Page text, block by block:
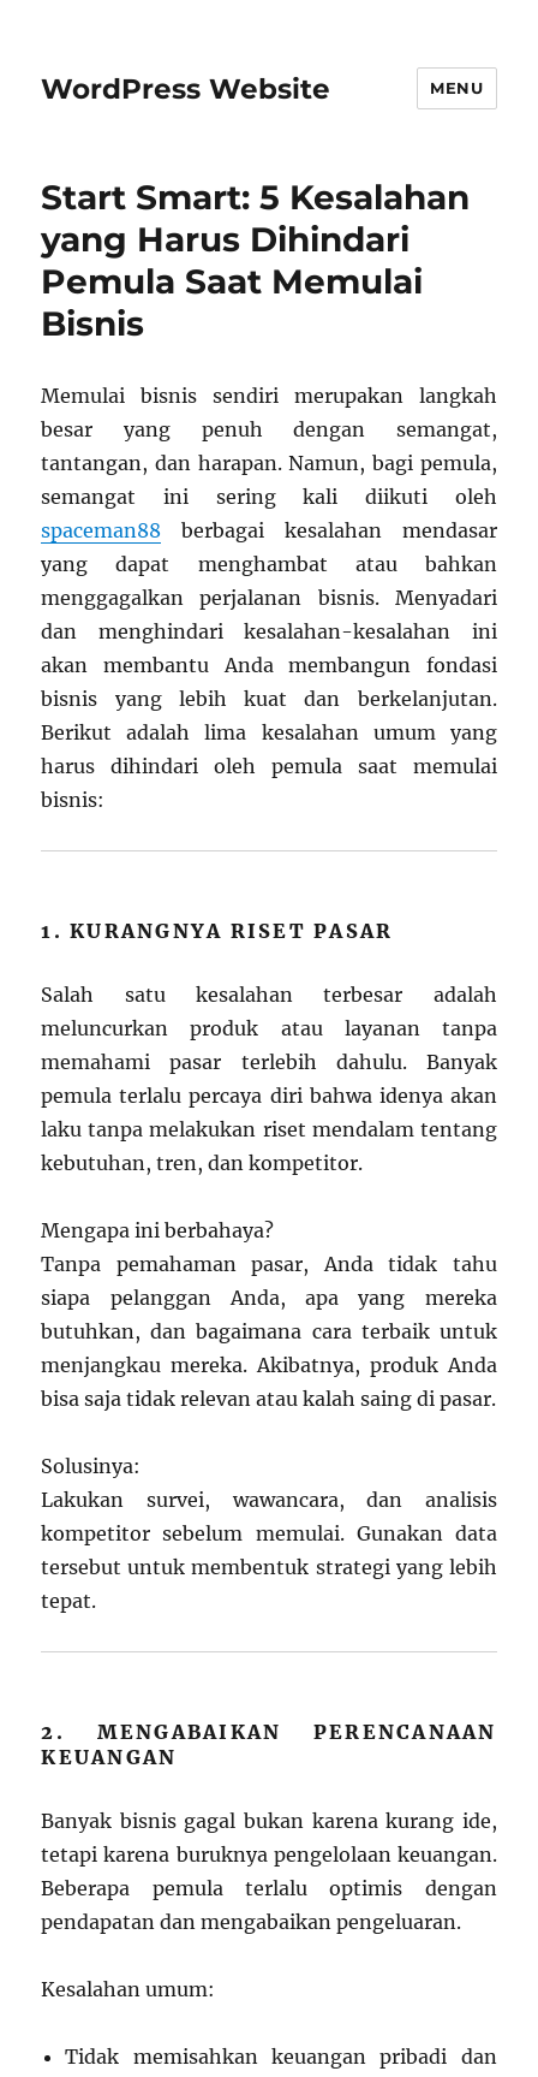
WordPress Website MENU
Start Smart: 5 Kesalahan
yang Harus Dihindari
Pemula Saat Memulai
Bisnis
Memulai bisnis sendiri merupakan langkah
besar yang penuh dengan semangat,
tantangan, dan harapan. Namun, bagi pemula,
semangat ini sering kali diikuti oleh
spaceman88 berbagai kesalahan mendasar
yang dapat menghambat atau bahkan
menggagalkan perjalanan bisnis. Menyadari
dan menghindari kesalahan-kesalahan ini
akan membantu Anda membangun fondasi
bisnis yang lebih kuat dan berkelanjutan.
Berikut adalah lima kesalahan umum yang
harus dihindari oleh pemula saat memulai
bisnis:
1. KURANGNYA RISET PASAR
Salah satu kesalahan terbesar adalah
meluncurkan produk atau layanan tanpa
memahami pasar terlebih dahulu. Banyak
pemula terlalu percaya diri bahwa idenya akan
laku tanpa melakukan riset mendalam tentang
kebutuhan, tren, dan kompetitor.
Mengapa ini berbahaya?
Tanpa pemahaman pasar, Anda tidak tahu
siapa pelanggan Anda, apa yang mereka
butuhkan, dan bagaimana cara terbaik untuk
menjangkau mereka. Akibatnya, produk Anda
bisa saja tidak relevan atau kalah saing di pasar.
Solusinya:
Lakukan survei, wawancara, dan analisis
kompetitor sebelum memulai. Gunakan data
tersebut untuk membentuk strategi yang lebih
tepat.
2. MENGABAIKAN PERENCANAAN
KEUANGAN
Banyak bisnis gagal bukan karena kurang ide,
tetapi karena buruknya pengelolaan keuangan.
Beberapa pemula terlalu optimis dengan
pendapatan dan mengabaikan pengeluaran.
Kesalahan umum:
Tidak memisahkan keuangan pribadi dan